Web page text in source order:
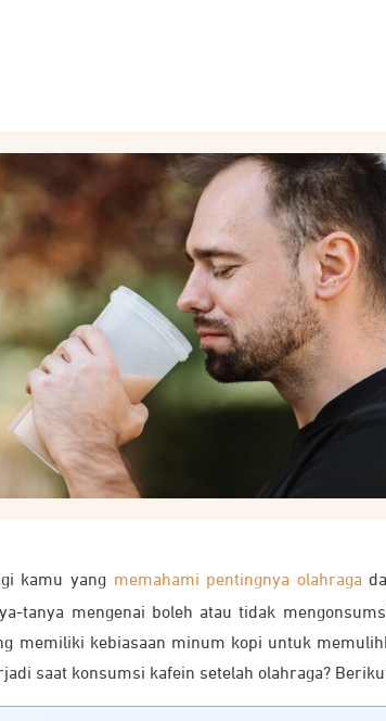
kamu yang memahami pentingnya olahraga
tanya mengenai boleh atau tidak
memiliki kebiasaan minum kopi untuk
saat konsumsi kafein setelah olahraga?